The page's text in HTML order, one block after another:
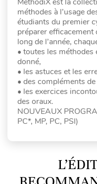
méthodes à l’usage
étudiants du premier
préparer
long de l’année,
• toutes les
donné,
• les astuces et les
• des compléments
• les exercices
des oraux.
NOUVEAUX
PC*, MP, PC, PSI)